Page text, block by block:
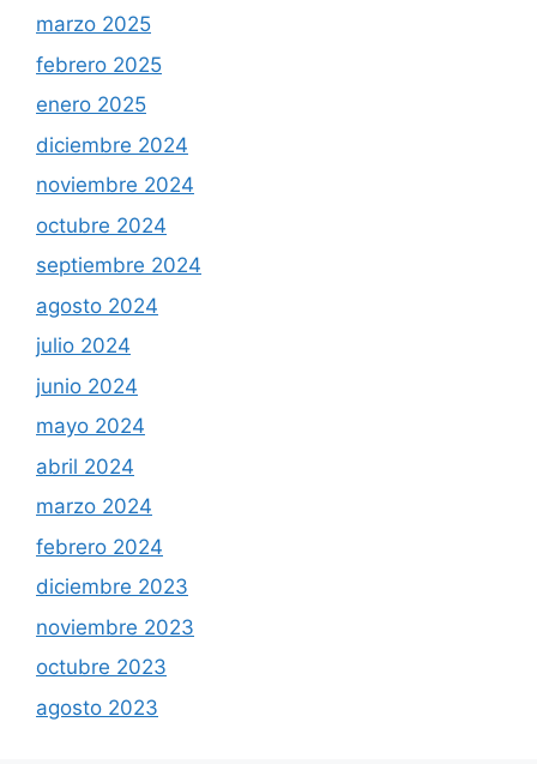
marzo 2025
febrero 2025
enero 2025
diciembre 2024
noviembre 2024
octubre 2024
septiembre 2024
agosto 2024
julio 2024
junio 2024
mayo 2024
abril 2024
marzo 2024
febrero 2024
diciembre 2023
noviembre 2023
octubre 2023
agosto 2023